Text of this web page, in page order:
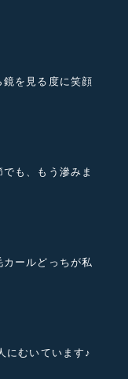
鏡を見る度に笑顔
も、もう滲みま
カールどっちが私
にむいています♪